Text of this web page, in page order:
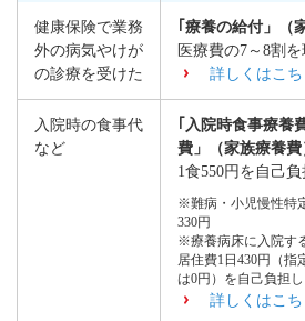
健康保険で業務
外の病気やけが
の診療を受けた
｢療養の給付」（
医療費の7～8割
詳しくはこち
入院時の食事代
など
｢入院時食事療養
費」（家族療養費
1食550円を自己
※難病・小児慢性特
330円
※療養病床に入院す
居住費1日430円（指
は0円）を自己負担
詳しくはこち